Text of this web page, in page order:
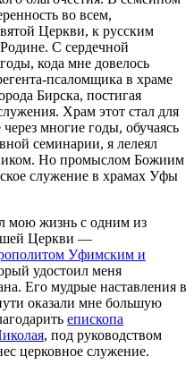
во всем,
Церкви, к русским
С сердечной
кода мне довелось
псаломщика в храме
Бирска, постигая
Храм этот стал для
многие годы, обучаясь
семинарии, я лелеял
Но промыслом Божиим
служение в храмах Уфы
мою жизнь с одним из
Церкви —
Уфимским и
удостоил меня
Его мудрые наставления в
оказали мне большую
епископа
, под руководством
церковное служение.